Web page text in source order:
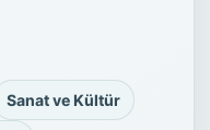
Sanat ve Kültür